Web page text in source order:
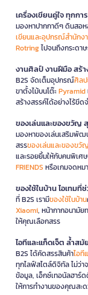
เครื่องเขียนคู่ใจ ทุกกา
มองหาปากกาดีๆ ดินสอ
เขียนและอุปกรณ์สำนักง
Rotringไปจนถึงกระดา
งานศิลป์ งานฝีมือ สร้
B2S จัดเต็มอุปกรณ์ศิลป
ขาตั้งไม้บนโต๊ะPyramid
สร้างสรรค์ได้อย่างไร้ขีด
ของเล่นและของขวัญ
มองหาของเล่นเสริมพัฒ
สรรของเล่นและของขวัญ
และรอยยิ้มให้กับคนพิเศ
FRIENDS หรือเกมจดหม
ของใช้ในบ้าน ไอเทม
ที่ B2S เรามีของใช้ในบ้าน
Xiaomi, หน้ากากอนามัย
ให้คุณเลือกสรร
ไอทีและแก็ดเจ็ต ล้ำส
B2S ได้คัดสรรสินค้าไอที
ทุกไลฟ์สไตล์ดิจิทัล ไม่ว่า
ข้อมูล, เอ็กซ์เทอนัลฮาร์
ให้การทำงานของคุณสะ